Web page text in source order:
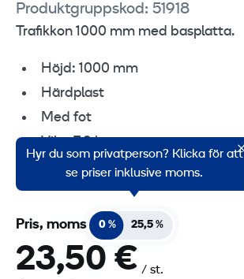
Produktgruppskod: 51918
Trafikkon 1000 mm med basplatta.
Höjd: 1000 mm
Härdplast
Med fot
Vikt: 7,3 kg
R2-reflexfilm gul/röd
Hyr du som privatperson? Klicka för att
se priser inklusive moms.
Pris, moms 0 % 25,5 %
23,50 € / st.